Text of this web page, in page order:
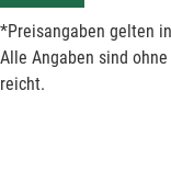
*Preisangaben gelten
Alle Angaben sind
reicht.